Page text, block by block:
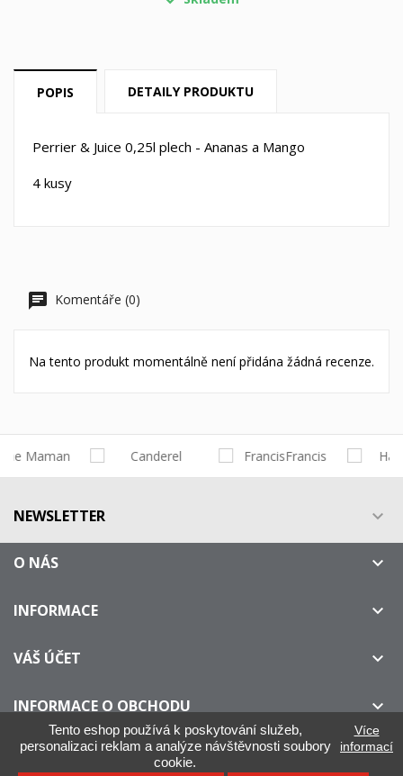
Tento eshop používá k poskytování služeb,
personalizaci reklam a analýze návštěvnosti soubory
cookie.
Více
informací
POPIS DETAILY PRODUKTU
Perrier & Juice 0,25l plech - Ananas a Mango
4 kusy
Komentáře (0)
Na tento produkt momentálně není přidána žádná recenze.
NEWSLETTER 
O NÁS 
INFORMACE 
VÁŠ ÚČET 
INFORMACE O OBCHODU 
add_circle_outline